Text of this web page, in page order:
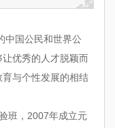
中国公民和世界公
优秀的人才脱颖而
与个性发展的相结
班，2007年成立元